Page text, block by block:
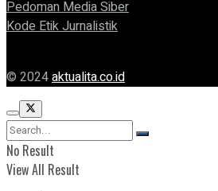
Pedoman Media Siber
Kode Etik Jurnalistik
© 2024aktualita.co.id
No Result
View All Result